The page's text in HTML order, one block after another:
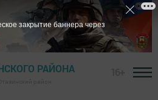
РАЙОНА
закрытие баннера через